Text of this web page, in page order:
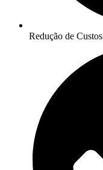
Redução de Custos